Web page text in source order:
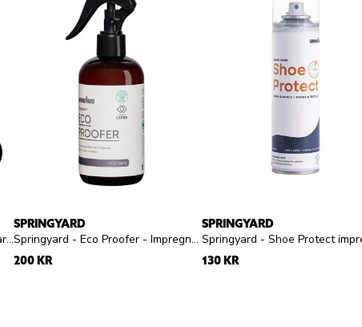
Collonil - Waterstop Colours - Svart skokräm
SPRINGYARD
Springyard - Eco Proofer - Impregneringsspray
200 KR
SPRINGYARD
130 KR